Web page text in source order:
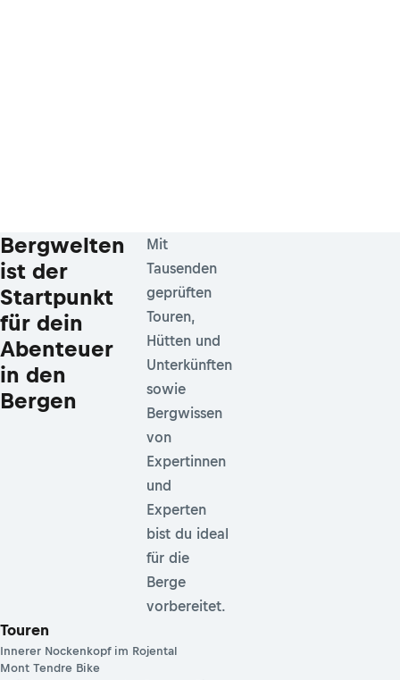
Bergwelten
ist der
Startpunkt
für dein
Abenteuer
in den
Bergen
Mit
Tausenden
geprüften
Touren,
Hütten und
Unterkünften
sowie
Bergwissen
von
Expertinnen
und
Experten
bist du ideal
für die
Berge
vorbereitet.
Touren
Innerer Nockenkopf im Rojental
Mont Tendre Bike